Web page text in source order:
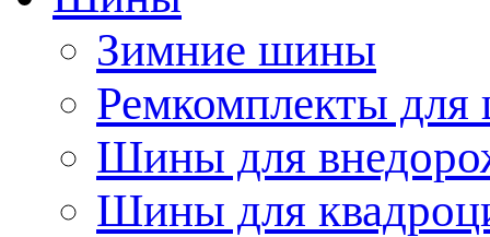
Зимние шины
Ремкомплекты
Шины для
Шины для